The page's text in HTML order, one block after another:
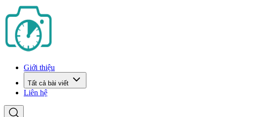
Giới thiệu
Tất cả bài viết
Liên hệ